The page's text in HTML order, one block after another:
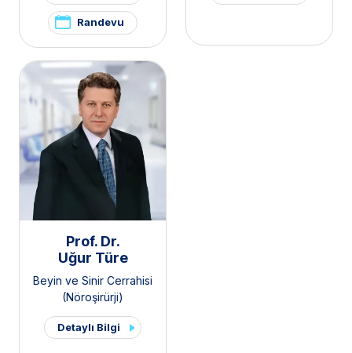
Randevu
Prof. Dr.
Uğur Türe
Beyin ve Sinir Cerrahisi
(Nöroşirürji)
Detaylı Bilgi